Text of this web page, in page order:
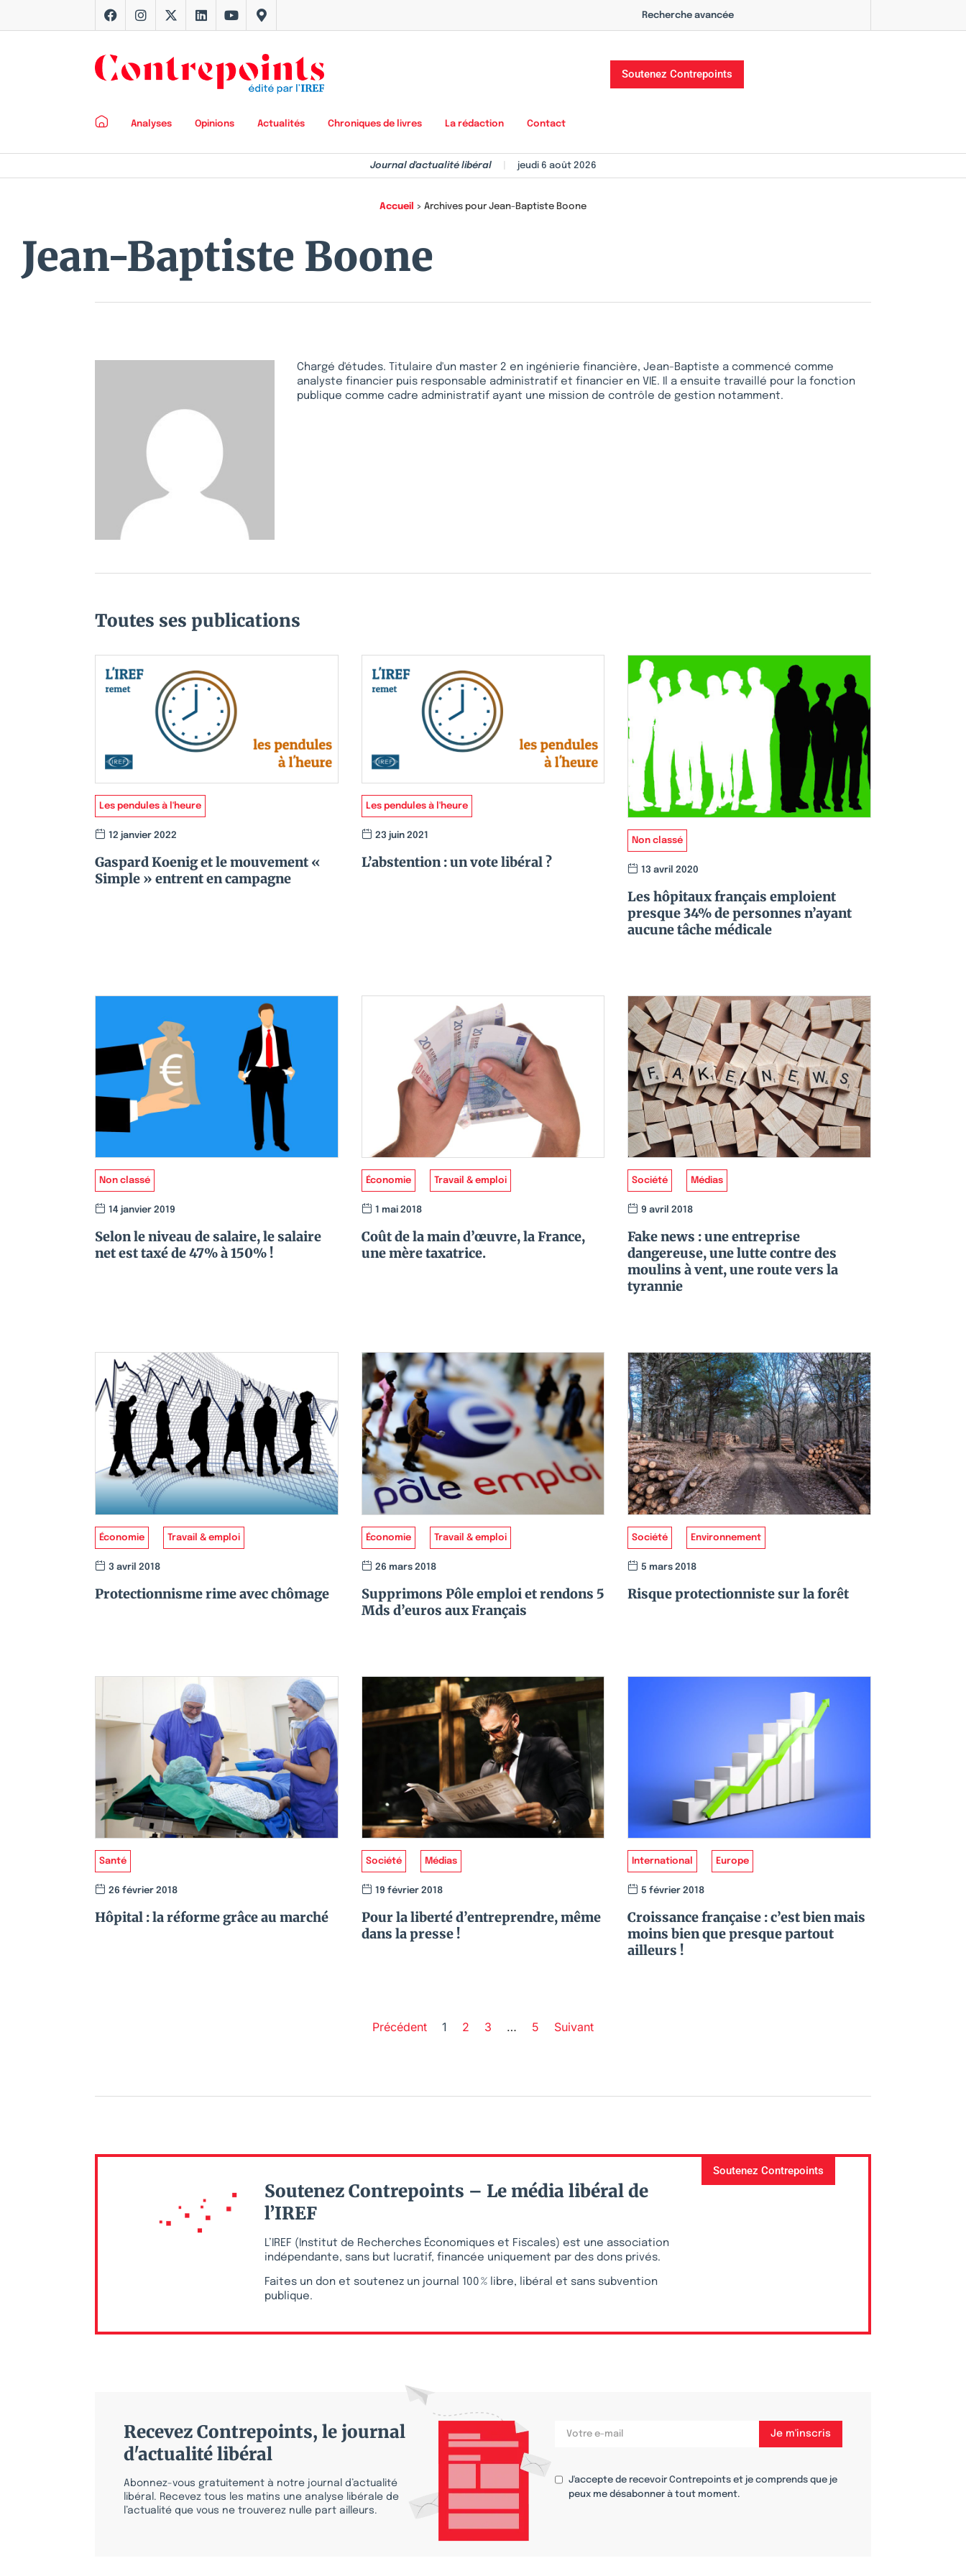
Recherche avancée
Soutenez Contrepoints
Analyses Opinions Actualités Chroniques de livres La rédaction Contact
Journal d'actualité libéral jeudi 6 août 2026
Accueil > Archives pour Jean-Baptiste Boone
Jean-Baptiste Boone
Chargé d'études. Titulaire d'un master 2 en ingénierie financière, Jean-Baptiste a commencé comme
analyste financier puis responsable administratif et financier en VIE. Il a ensuite travaillé pour la fonction
publique comme cadre administratif ayant une mission de contrôle de gestion notamment.
Toutes ses publications
Les pendules à l'heure
12 janvier 2022
Gaspard Koenig et le mouvement «
Simple » entrent en campagne
Les pendules à l'heure
23 juin 2021
L’abstention : un vote libéral ?
Non classé
13 avril 2020
Les hôpitaux français emploient
presque 34% de personnes n’ayant
aucune tâche médicale
Non classé
14 janvier 2019
Selon le niveau de salaire, le salaire
net est taxé de 47% à 150% !
Économie Travail & emploi
1 mai 2018
Coût de la main d’œuvre, la France,
une mère taxatrice.
Société Médias
9 avril 2018
Fake news : une entreprise
dangereuse, une lutte contre des
moulins à vent, une route vers la
tyrannie
Économie Travail & emploi
3 avril 2018
Protectionnisme rime avec chômage
Économie Travail & emploi
26 mars 2018
Supprimons Pôle emploi et rendons 5
Mds d’euros aux Français
Société Environnement
5 mars 2018
Risque protectionniste sur la forêt
Santé
26 février 2018
Hôpital : la réforme grâce au marché
Société Médias
19 février 2018
Pour la liberté d’entreprendre, même
dans la presse !
International Europe
5 février 2018
Croissance française : c’est bien mais
moins bien que presque partout
ailleurs !
Précédent 1 2 3 … 5 Suivant
Soutenez Contrepoints – Le média libéral de
l’IREF
L’IREF (Institut de Recherches Économiques et Fiscales) est une association
indépendante, sans but lucratif, financée uniquement par des dons privés.
Faites un don et soutenez un journal 100 % libre, libéral et sans subvention
publique.
Soutenez Contrepoints
Recevez Contrepoints, le journal
d'actualité libéral
Abonnez-vous gratuitement à notre journal d’actualité
libéral. Recevez tous les matins une analyse libérale de
l’actualité que vous ne trouverez nulle part ailleurs.
J'accepte de recevoir Contrepoints et je comprends que je
peux me désabonner à tout moment.